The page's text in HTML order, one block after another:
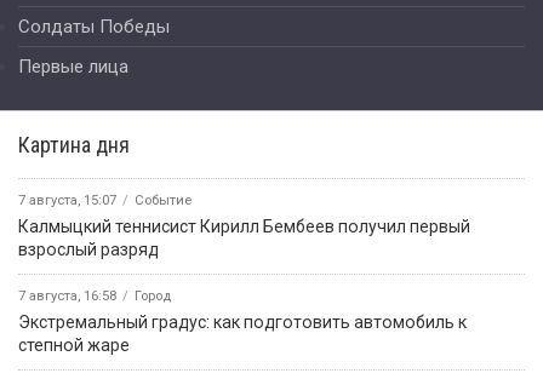
Солдаты Победы
Первые лица
Картина дня
7 августа, 15:07 Событие
Калмыцкий теннисист Кирилл Бембеев получил первый
взрослый разряд
7 августа, 16:58 Город
Экстремальный градус: как подготовить автомобиль к
степной жаре